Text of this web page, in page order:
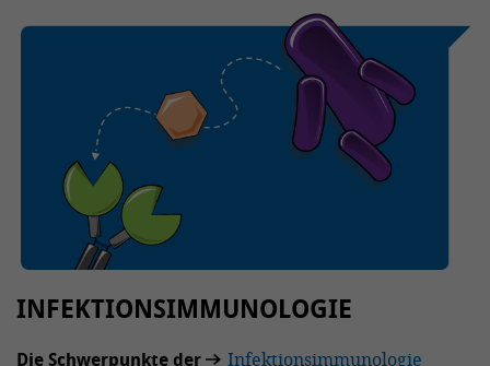
INFEKTIONSIMMUNOLOGIE
Die Schwerpunkte der
Infektionsimmunologie